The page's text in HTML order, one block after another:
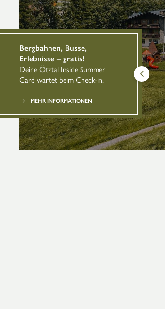
Bergbahnen, Busse,
Erlebnisse – gratis!
Deine Ötztal Inside Summer
Card wartet beim Check-in.
MEHR INFORMATIONEN